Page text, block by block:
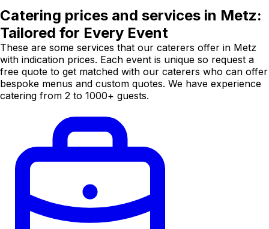
Catering prices and services in Metz:
Tailored for Every Event
These are some services that our caterers offer in Metz
with indication prices. Each event is unique so request a
free quote to get matched with our caterers who can offer
bespoke menus and custom quotes. We have experience
catering from 2 to 1000+ guests.